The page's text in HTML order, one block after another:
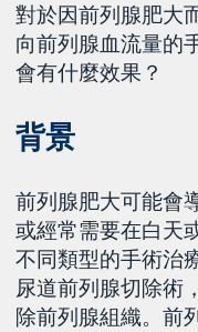
對於因前列腺肥大
向前列腺血流量的
會有什麼效果？
背景
前列腺肥大可能會
或經常需要在白天
不同類型的手術治
尿道前列腺切除術
除前列腺組織。前